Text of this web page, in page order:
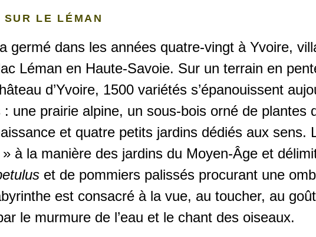
LE LÉMAN
germé dans les années quatre-vingt à Yvoire,
Léman en Haute-Savoie. Sur un terrain en
d’Yvoire, 1500 variétés s’épanouissent
une prairie alpine, un sous-bois orné de plantes
et quatre petits jardins dédiés aux sens.
à la manière des jardins du Moyen-Âge et
et de pommiers palissés procurant une
est consacré à la vue, au toucher, au
le murmure de l’eau et le chant des oiseaux.